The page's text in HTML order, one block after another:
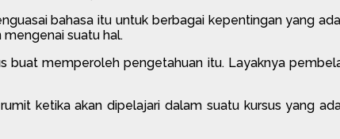
bahasa itu untuk berbagai kepentingan yang
suatu hal.
buat memperoleh pengetahuan itu. Layaknya
ketika akan dipelajari dalam suatu kursus yang